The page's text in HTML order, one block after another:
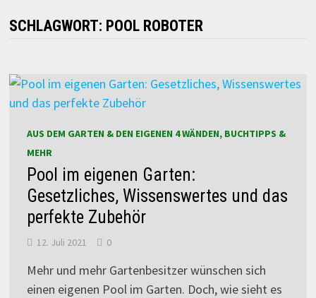
SCHLAGWORT: POOL ROBOTER
AUS DEM GARTEN & DEN EIGENEN 4 WÄNDEN, BUCHTIPPS &
MEHR
Pool im eigenen Garten:
Gesetzliches, Wissenswertes und das
perfekte Zubehör
12. Juli 2021 0
Mehr und mehr Gartenbesitzer wünschen sich
einen eigenen Pool im Garten. Doch, wie sieht es